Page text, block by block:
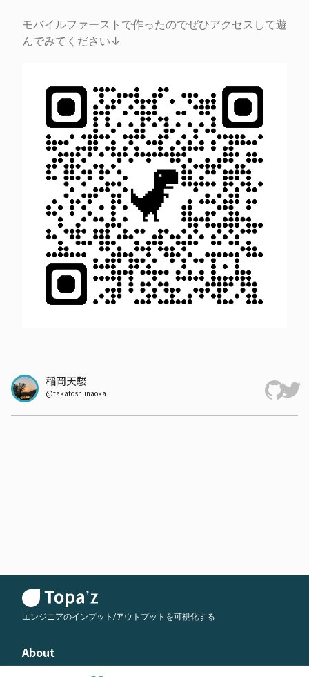
モバイルファーストで作ったのでぜひアクセスして遊
稲岡天駿
@takatoshiinaoka
エンジニアのインプット/アウトプットを可視化する
About